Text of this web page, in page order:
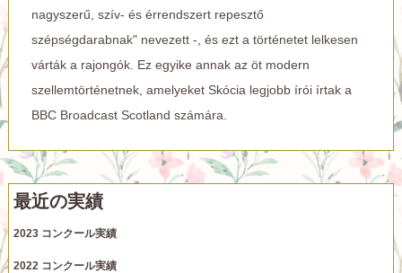
nagyszerű, szív- és érrendszert repesztő
szépségdarabnak" nevezett -, és ezt a történetet lelkesen
várták a rajongók. Ez egyike annak az öt modern
szellemtörténetnek, amelyeket Skócia legjobb írói írtak a
BBC Broadcast Scotland számára.
最近の実績
2023 コンクール実績
2022 コンクール実績